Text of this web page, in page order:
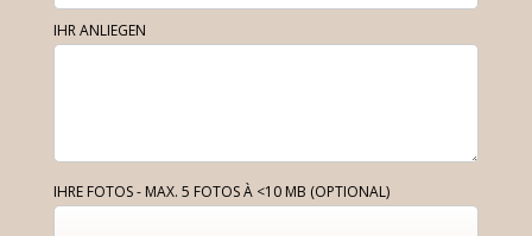
IHR ANLIEGEN
IHRE FOTOS - MAX. 5 FOTOS À <10 MB (OPTIONAL)